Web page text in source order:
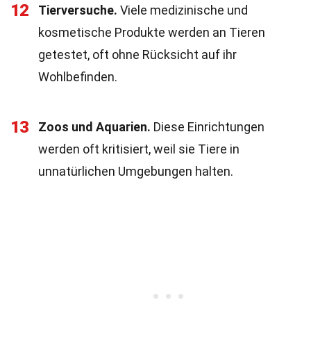
12 Tierversuche. Viele medizinische und
kosmetische Produkte werden an Tieren
getestet, oft ohne Rücksicht auf ihr
Wohlbefinden.
13 Zoos und Aquarien. Diese Einrichtungen
werden oft kritisiert, weil sie Tiere in
unnatürlichen Umgebungen halten.